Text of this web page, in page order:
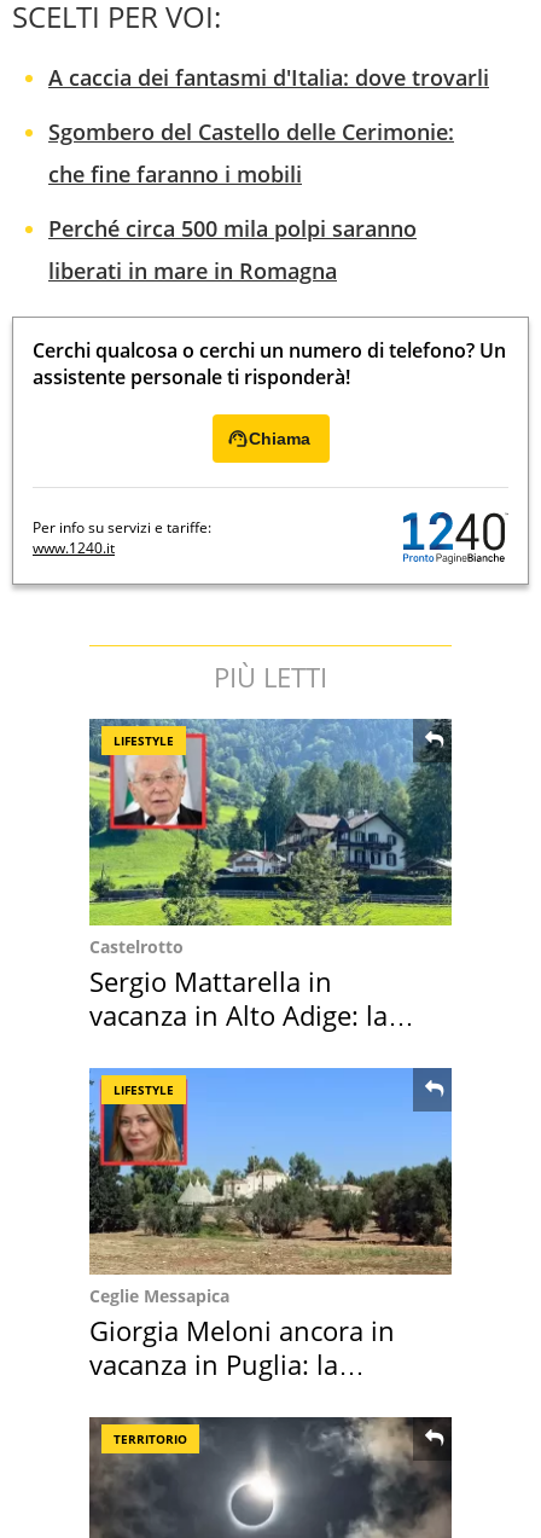
SCELTI PER VOI:
A caccia dei fantasmi d'Italia: dove trovarli
Sgombero del Castello delle Cerimonie:
che fine faranno i mobili
Perché circa 500 mila polpi saranno
liberati in mare in Romagna
Cerchi qualcosa o cerchi un numero di telefono? Un
assistente personale ti risponderà!
Chiama
Per info su servizi e tariffe:
www.1240.it
PIÙ LETTI
LIFESTYLE
Castelrotto
Sergio Mattarella in
vacanza in Alto Adige: la
LIFESTYLE
Ceglie Messapica
Giorgia Meloni ancora in
vacanza in Puglia: la
TERRITORIO